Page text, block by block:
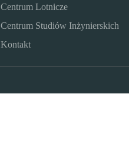
Centrum Lotnicze
Centrum Studiów Inżynierskich
Kontakt